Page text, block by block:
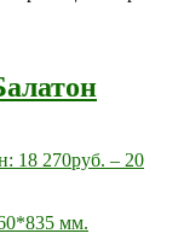
18 270руб. – 20
мм.